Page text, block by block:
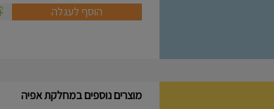
הוסף לעגלה
מוצרים נוספים במחלקת אפיה